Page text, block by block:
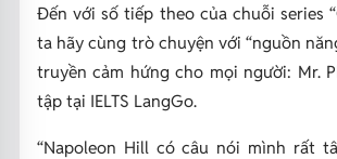
Đến với số tiếp theo của chuỗi series
ta hãy cùng trò chuyện với “nguồn
truyền cảm hứng cho mọi người: Mr.
tập tại IELTS LangGo.
“Napoleon Hill có câu nói mình rất